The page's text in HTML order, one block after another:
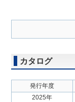
カタログ
発行年度
2025年